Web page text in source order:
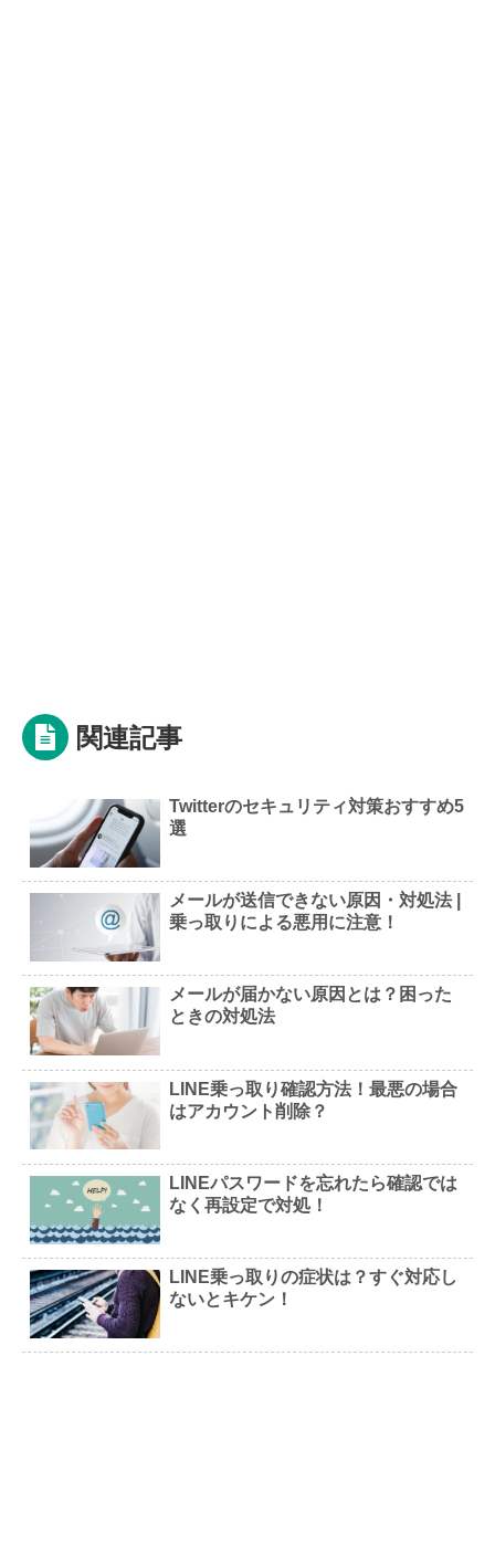
関連記事
Twitterのセキュリティ対策おすすめ5
選
メールが送信できない原因・対処法 |
乗っ取りによる悪用に注意！
メールが届かない原因とは？困った
ときの対処法
LINE乗っ取り確認方法！最悪の場合
はアカウント削除？
LINEパスワードを忘れたら確認では
なく再設定で対処！
LINE乗っ取りの症状は？すぐ対応し
ないとキケン！